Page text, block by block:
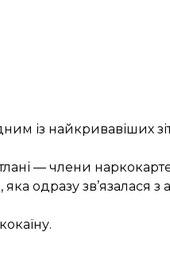
із найкривавіших
— члени
одразу зв’язалася з